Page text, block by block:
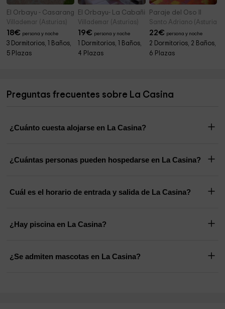
El Orbayu - Casarango
Villademar (Asturias)
18€ persona y noche
3 Dormitorios, 1 Baños,
5 Plazas
El Orbayu- La Cabañina
Villademar (Asturias)
19€ persona y noche
1 Dormitorios, 1 Baños,
4 Plazas
Paraje del Oso II
Santo Adriano (Asturias)
22€ persona y noche
2 Dormitorios, 2 Baños,
6 Plazas
Preguntas frecuentes sobre La Casina
¿Cuánto cuesta alojarse en La Casina?
¿Cuántas personas pueden hospedarse en La Casina?
Cuál es el horario de entrada y salida de La Casina?
¿Hay piscina en La Casina?
¿Se admiten mascotas en La Casina?